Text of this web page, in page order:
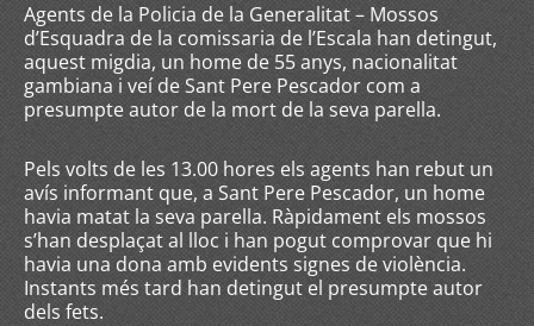
Agents de la Policia de la Generalitat – Mossos
d’Esquadra de la comissaria de l’Escala han detingut,
aquest migdia, un home de 55 anys, nacionalitat
gambiana i veí de Sant Pere Pescador com a
presumpte autor de la mort de la seva parella.
Pels volts de les 13.00 hores els agents han rebut un
avís informant que, a Sant Pere Pescador, un home
havia matat la seva parella. Ràpidament els mossos
s’han desplaçat al lloc i han pogut comprovar que hi
havia una dona amb evidents signes de violència.
Instants més tard han detingut el presumpte autor
dels fets.